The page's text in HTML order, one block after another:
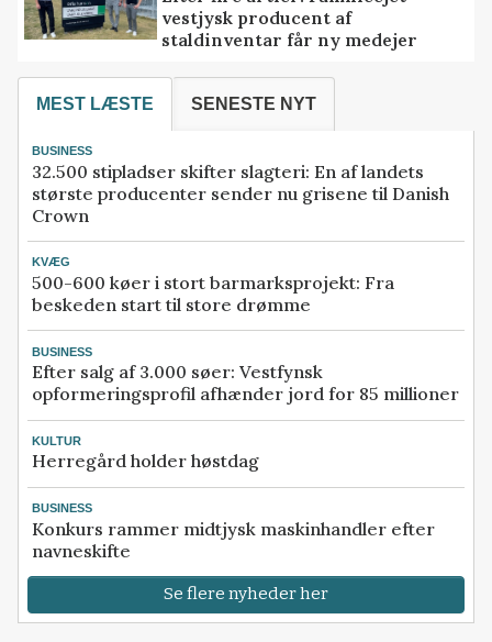
vestjysk producent af
staldinventar får ny medejer
MEST LÆSTE SENESTE NYT
BUSINESS
32.500 stipladser skifter slagteri: En af landets
største producenter sender nu grisene til Danish
Crown
KVÆG
500-600 køer i stort barmarksprojekt: Fra
beskeden start til store drømme
BUSINESS
Efter salg af 3.000 søer: Vestfynsk
opformeringsprofil afhænder jord for 85 millioner
KULTUR
Herregård holder høstdag
BUSINESS
Konkurs rammer midtjysk maskinhandler efter
navneskifte
Se flere nyheder her